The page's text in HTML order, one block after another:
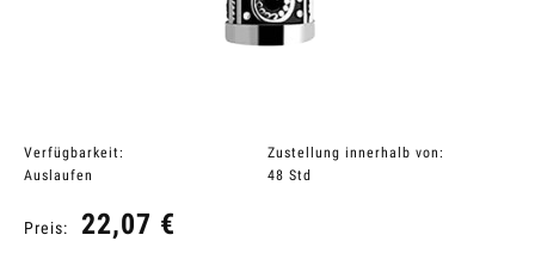
Verfügbarkeit:
Auslaufen
Zustellung innerhalb von:
48 Std
Preis: 22,07 €